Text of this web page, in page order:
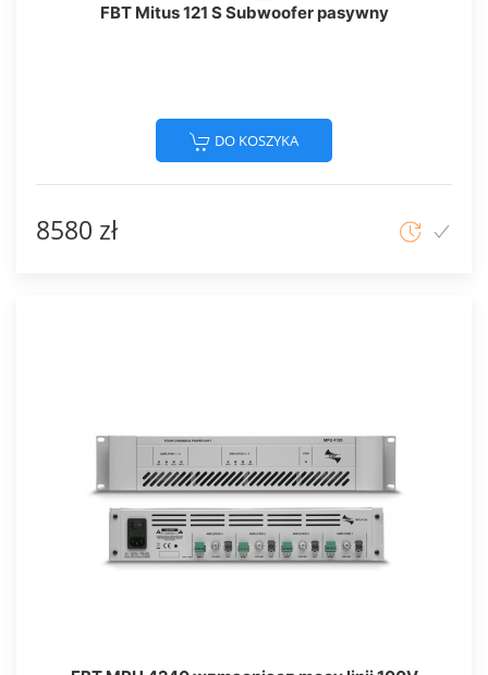
FBT Mitus 121 S Subwoofer pasywny
DO KOSZYKA
8580 zł